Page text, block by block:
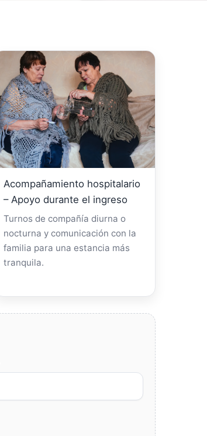
Acompañamiento hospitalario
– Apoyo durante el ingreso
Turnos de compañía diurna o
nocturna y comunicación con la
familia para una estancia más
tranquila.